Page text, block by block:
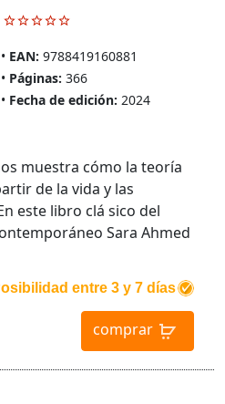
EAN: 9788419160881
Páginas: 366
Fecha de edición: 2024
entre 3 y 7 días
comprar
muestra cómo la teoría
de la vida y las
este libro clá sico del
Sara Ahmed